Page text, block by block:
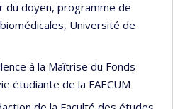
du doyen, programme de
Université de
à la Maîtrise du Fonds
étudiante de la FAECUM